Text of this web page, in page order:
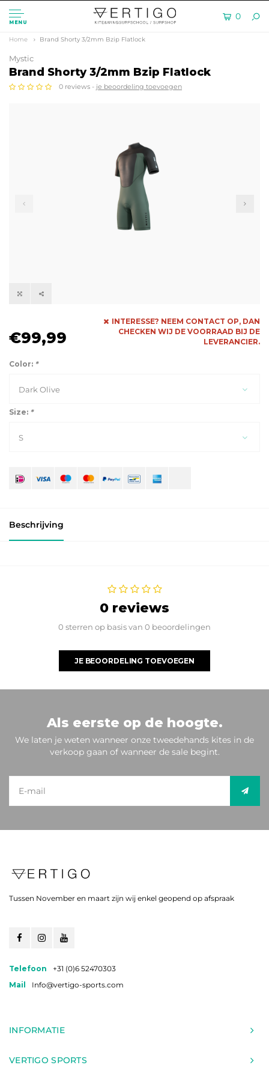
MENU
0
Home Brand Shorty 3/2mm Bzip Flatlock
Mystic
Brand Shorty 3/2mm Bzip Flatlock
0 reviews - je beoordeling toevoegen
€99,99
INTERESSE? NEEM CONTACT OP, DAN
CHECKEN WIJ DE VOORRAAD BIJ DE
LEVERANCIER.
Color: *
Dark Olive
Size: *
S
Beschrijving
0 reviews
0 sterren op basis van 0 beoordelingen
JE BEOORDELING TOEVOEGEN
Als eerste op de hoogte.
We laten je weten wanneer onze tweedehands kites in de
verkoop gaan of wanneer de sale begint.
Tussen November en maart zijn wij enkel geopend op afspraak
Telefoon
+31 (0)6 52470303
Mail
Info@vertigo-sports.com
INFORMATIE
VERTIGO SPORTS